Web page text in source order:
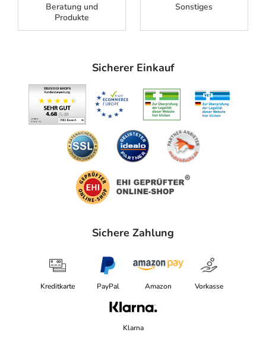
Beratung und
Produkte
Sonstiges
Sicherer Einkauf
Sichere Zahlung
Kreditkarte PayPal Amazon Vorkasse
Klarna